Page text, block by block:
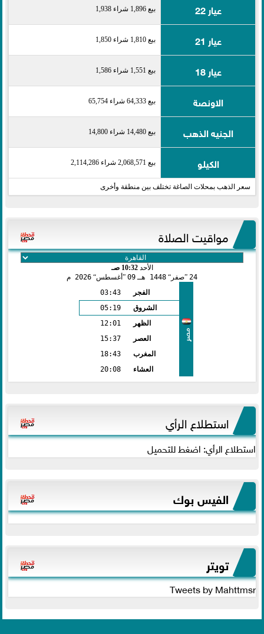
عيار 22 بيع 1,896 شراء 1,938
عيار 21 بيع 1,810 شراء 1,850
عيار 18 بيع 1,551 شراء 1,586
الاونصة بيع 64,333 شراء 65,754
الجنيه الذهب بيع 14,480 شراء 14,800
الكيلو بيع 2,068,571 شراء 2,114,286
سعر الذهب بمحلات الصاغة تختلف بين منطقة وأخرى
مواقيت الصلاة
الأحد10:32 صـ
24
صفر 1448 هـ 09 أغسطس 2026 م
مصر
الفجر
03:43
الشروق
05:19
الظهر
12:01
العصر
15:37
المغرب
18:43
العشاء
20:08
استطلاع الرأي
استطلاع الرأي: اضغط للتحميل
الفيس بوك
تويتر
Tweets by Mahttmsr